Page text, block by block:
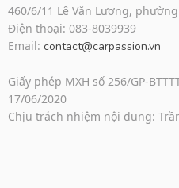
460/6/11 Lê Văn Lương,
Điện thoại: 083-8039939
Email: contact@carpassion.vn
Giấy phép MXH số 256/GP-
17/06/2020
Chịu trách nhiệm nội dung: